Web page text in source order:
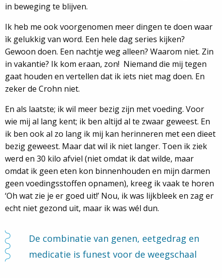
in beweging te blijven.
Ik heb me ook voorgenomen meer dingen te doen waar
ìk gelukkig van word. Een hele dag series kijken?
Gewoon doen. Een nachtje weg alleen? Waarom niet. Zin
in vakantie? Ik kom eraan, zon! Niemand die mij tegen
gaat houden en vertellen dat ik iets niet mag doen. En
zeker de Crohn niet.
En als laatste; ik wil meer bezig zijn met voeding. Voor
wie mij al lang kent; ik ben altijd al te zwaar geweest. En
ik ben ook al zo lang ik mij kan herinneren met een dieet
bezig geweest. Maar dat wil ik niet langer. Toen ik ziek
werd en 30 kilo afviel (niet omdat ik dat wilde, maar
omdat ik geen eten kon binnenhouden en mijn darmen
geen voedingsstoffen opnamen), kreeg ik vaak te horen
‘Oh wat zie je er goed uit!’ Nou, ik was lijkbleek en zag er
echt niet gezond uit, maar ik was wél dun.
De combinatie van genen, eetgedrag en
medicatie is funest voor de weegschaal